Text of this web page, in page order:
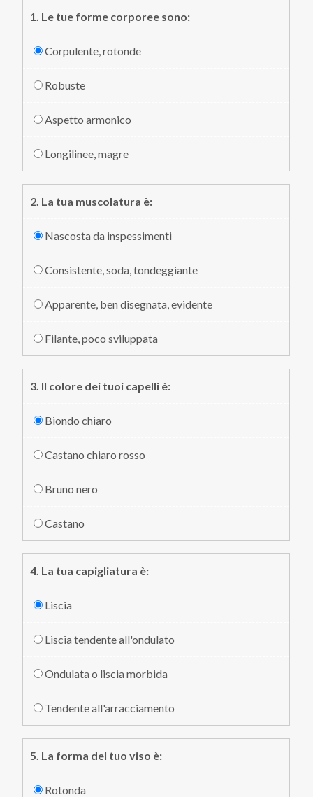
1. Le tue forme corporee sono:
Corpulente, rotonde
Robuste
Aspetto armonico
Longilinee, magre
2. La tua muscolatura è:
Nascosta da inspessimenti
Consistente, soda, tondeggiante
Apparente, ben disegnata, evidente
Filante, poco sviluppata
3. Il colore dei tuoi capelli è:
Biondo chiaro
Castano chiaro rosso
Bruno nero
Castano
4. La tua capigliatura è:
Liscia
Liscia tendente all'ondulato
Ondulata o liscia morbida
Tendente all'arracciamento
5. La forma del tuo viso è:
Rotonda